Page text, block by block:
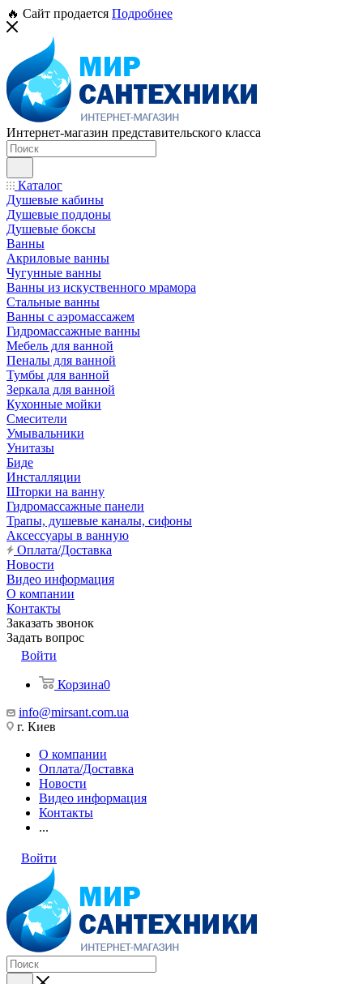
🔥 Сайт продается Подробнее
Интернет-магазин представительского класса
Каталог
Душевые кабины
Душевые поддоны
Душевые боксы
Ванны
Акриловые ванны
Чугунные ванны
Ванны из искуственного мрамора
Стальные ванны
Ванны с аэромассажем
Гидромассажные ванны
Мебель для ванной
Пеналы для ванной
Тумбы для ванной
Зеркала для ванной
Кухонные мойки
Смесители
Умывальники
Унитазы
Биде
Инсталляции
Шторки на ванну
Гидромассажные панели
Трапы, душевые каналы, сифоны
Аксессуары в ванную
Оплата/Доставка
Новости
Видео информация
О компании
Контакты
Заказать звонок
Задать вопрос
Войти
Корзина0
info@mirsant.com.ua
г. Киев
О компании
Оплата/Доставка
Новости
Видео информация
Контакты
...
Войти